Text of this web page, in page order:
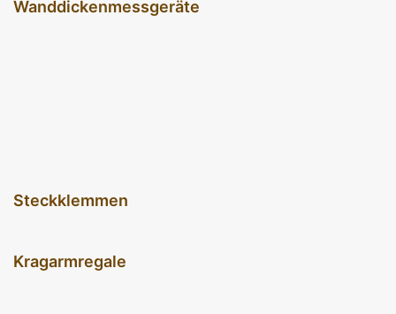
Wanddickenmessgeräte
Steckklemmen
Kragarmregale